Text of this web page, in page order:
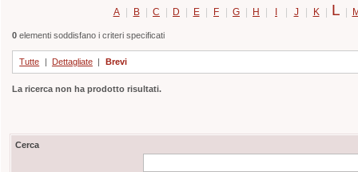
A | B | C | D | E | F | G | H | I | J | K | L |
0elementi soddisfano i criteri specificati
Tutte | Dettagliate | Brevi
La ricerca non ha prodotto risultati.
Cerca